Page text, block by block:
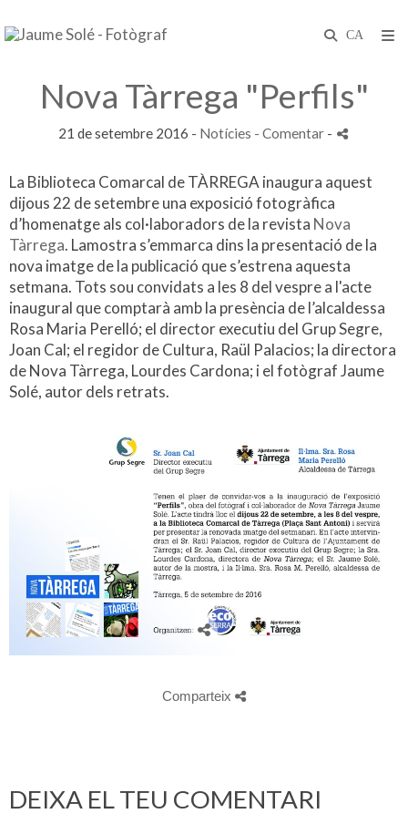
Nova Tàrrega "Perfils"
21 de setembre 2016 - Notícies - Comentar -
La Biblioteca Comarcal de TÀRREGA inaugura aquest
dijous 22 de setembre una exposició fotogràfica
d’homenatge als col·laboradors de la revista Nova
Tàrrega. Lamostra s’emmarca dins la presentació de la
nova imatge de la publicació que s’estrena aquesta
setmana. Tots sou convidats a les 8 del vespre a l'acte
inaugural que comptarà amb la presència de l’alcaldessa
Rosa Maria Perelló; el director executiu del Grup Segre,
Joan Cal; el regidor de Cultura, Raül Palacios; la directora
de Nova Tàrrega, Lourdes Cardona; i el fotògraf Jaume
Solé, autor dels retrats.
Comparteix
DEIXA EL TEU COMENTARI